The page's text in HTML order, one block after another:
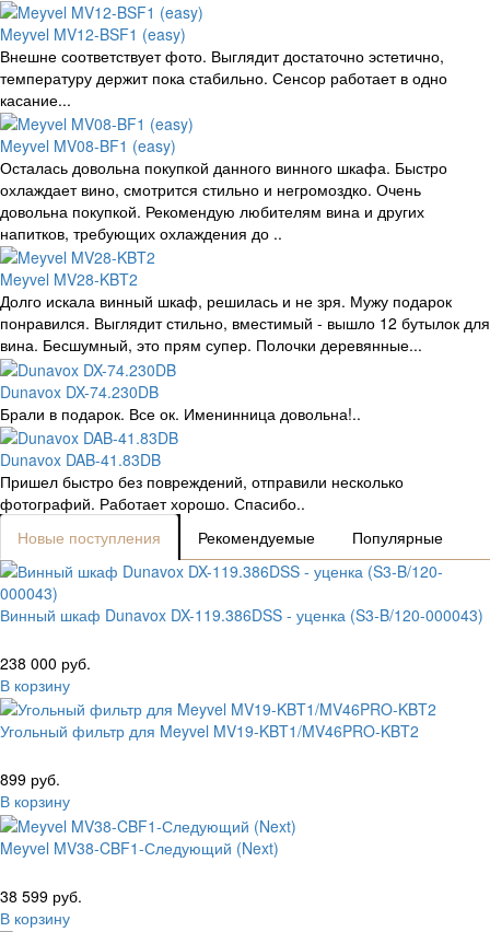
Meyvel MV12-BSF1 (easy)
Внешне соответствует фото. Выглядит достаточно эстетично,
температуру держит пока стабильно. Сенсор работает в одно
касание...
Meyvel MV08-BF1 (easy)
Осталась довольна покупкой данного винного шкафа. Быстро
охлаждает вино, смотрится стильно и негромоздко. Очень
довольна покупкой. Рекомендую любителям вина и других
напитков, требующих охлаждения до ..
Meyvel MV28-KBT2
Долго искала винный шкаф, решилась и не зря. Мужу подарок
понравился. Выглядит стильно, вместимый - вышло 12 бутылок для
вина. Бесшумный, это прям супер. Полочки деревянные...
Dunavox DX-74.230DB
Брали в подарок. Все ок. Именинница довольна!..
Dunavox DAB-41.83DB
Пришел быстро без повреждений, отправили несколько
фотографий. Работает хорошо. Спасибо..
Новые поступления
Рекомендуемые Популярные
Винный шкаф Dunavox DX-119.386DSS - уценка (S3-B/120-000043)
238 000 руб.
В корзину
Угольный фильтр для Meyvel MV19-KBT1/MV46PRO-KBT2
899 руб.
В корзину
Meyvel MV38-CBF1-Следующий (Next)
38 599 руб.
В корзину